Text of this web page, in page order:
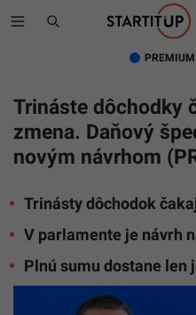
PREMIUM
Trináste dôchodky
zmena. Daňový
novým návrhom
Trinásty dôchodok
V parlamente je návrh
Plnú sumu dostane len